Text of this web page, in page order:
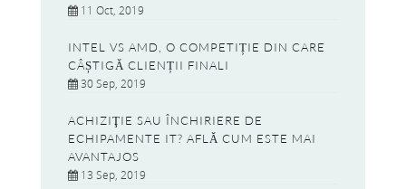
11 Oct, 2019
INTEL VS AMD, O COMPETIȚIE DIN CARE
CÂȘTIGĂ CLIENȚII FINALI
30 Sep, 2019
ACHIZIŢIE SAU ÎNCHIRIERE DE
ECHIPAMENTE IT? AFLĂ CUM ESTE MAI
AVANTAJOS
13 Sep, 2019